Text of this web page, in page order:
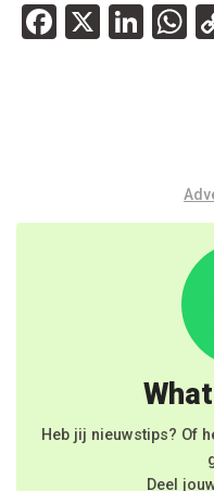
Facebook
X
Heb jij nieuwstips? Of
Deel